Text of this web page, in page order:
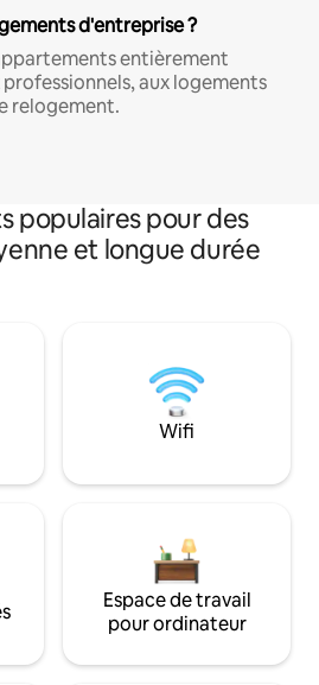
d'entreprise ?
entièrement
aux logements
relogement.
populaires pour des
et longue durée
Wifi
Espace de travail
pour ordinateur